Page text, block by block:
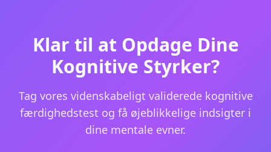
Klar til at Opdage Dine
Kognitive Styrker?
Tag vores videnskabeligt validerede kognitive
færdighedstest og få øjeblikkelige indsigter i
dine mentale evner.